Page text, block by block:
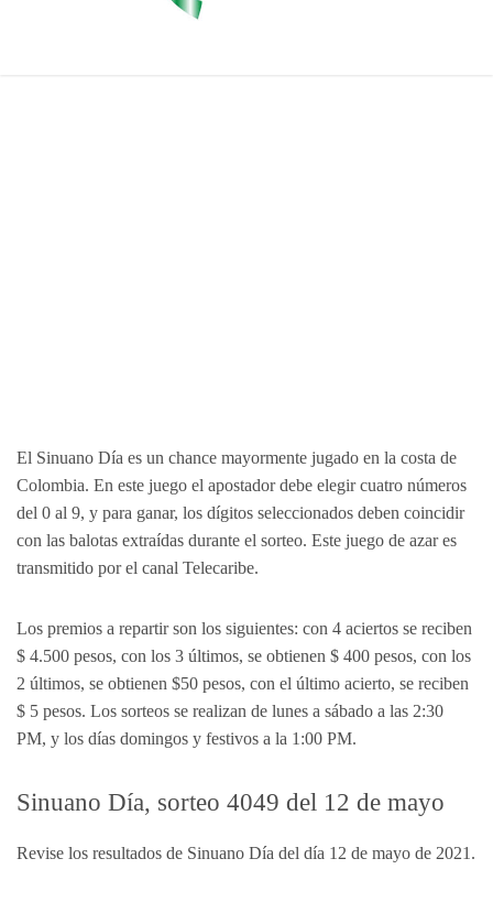
El Sinuano Día es un chance mayormente jugado en la costa de
Colombia. En este juego el apostador debe elegir cuatro números
del 0 al 9, y para ganar, los dígitos seleccionados deben coincidir
con las balotas extraídas durante el sorteo. Este juego de azar es
transmitido por el canal Telecaribe.
Los premios a repartir son los siguientes: con 4 aciertos se reciben
$ 4.500 pesos, con los 3 últimos, se obtienen $ 400 pesos, con los
2 últimos, se obtienen $50 pesos, con el último acierto, se reciben
$ 5 pesos. Los sorteos se realizan de lunes a sábado a las 2:30
PM, y los días domingos y festivos a la 1:00 PM.
Sinuano Día, sorteo 4049 del 12 de mayo
Revise los resultados de Sinuano Día del día 12 de mayo de 2021.